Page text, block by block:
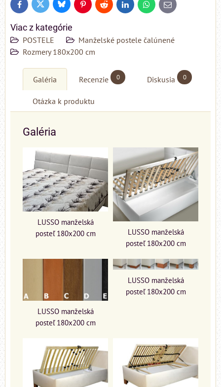
FacebookTwitter BlueskyPinterestReddit LinkedInWhatsApp
E-
mail
Viac z kategórie
POSTELE
Manželské postele čalúnené
Rozmery 180x200 cm
Galéria Recenzie 0 Diskusia 0
Otázka k produktu
Galéria
LUSSO manželská
posteľ 180x200 cm
LUSSO manželská
posteľ 180x200 cm
LUSSO manželská
posteľ 180x200 cm
LUSSO manželská
posteľ 180x200 cm